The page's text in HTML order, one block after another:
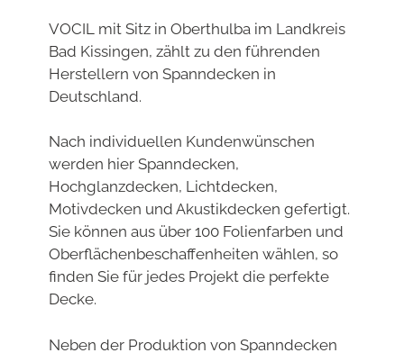
VOCIL mit Sitz in Oberthulba im Landkreis
Bad Kissingen, zählt zu den führenden
Herstellern von Spanndecken in
Deutschland.
Nach individuellen Kundenwünschen
werden hier Spanndecken,
Hochglanzdecken, Lichtdecken,
Motivdecken und Akustikdecken gefertigt.
Sie können aus über 100 Folienfarben und
Oberflächenbeschaffenheiten wählen, so
finden Sie für jedes Projekt die perfekte
Decke.
Neben der Produktion von Spanndecken